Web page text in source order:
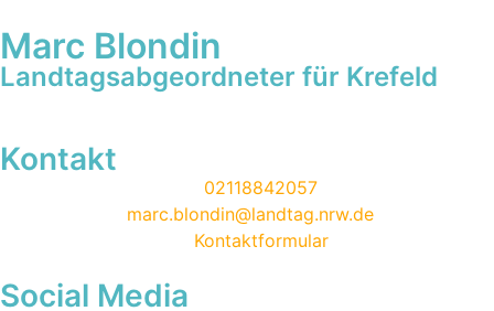
Marc Blondin
Landtagsabgeordneter für Krefeld
Kontakt
02118842057
marc.blondin@landtag.nrw.de
Kontaktformular
Social Media